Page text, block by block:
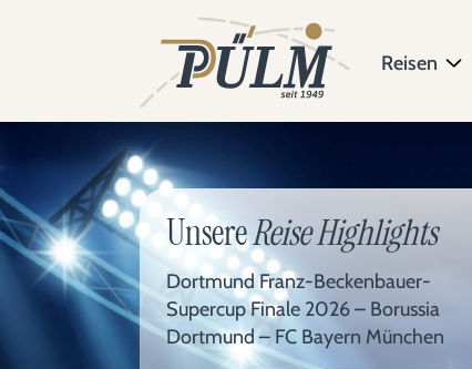
Reisen
UnsereReise Highlights
Dortmund Franz-Beckenbauer-
Supercup Finale 2026 – Borussia
Dortmund – FC Bayern München